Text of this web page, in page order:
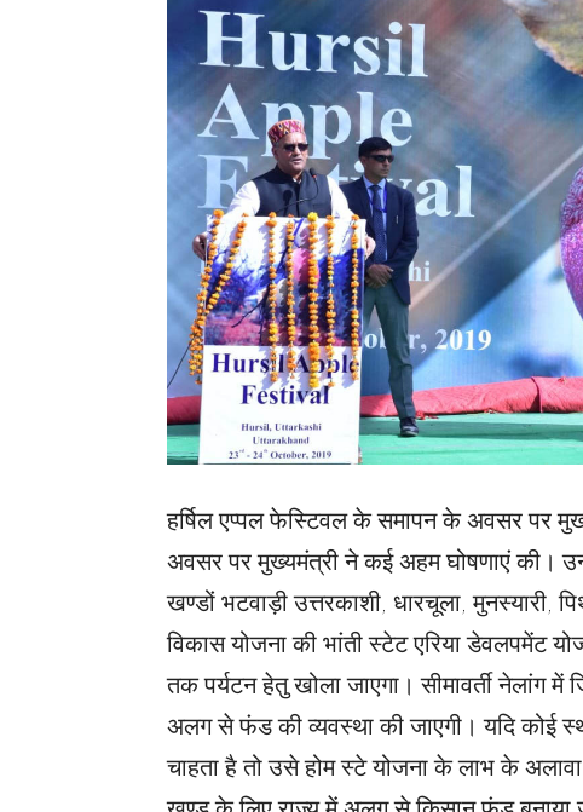
हर्षिल एप्पल फेस्टिवल के समापन के अवसर पर
अवसर पर मुख्यमंत्री ने कई अहम घोषणाएं की।
खण्डों भटवाड़ी उत्तरकाशी, धारचूला, मुनस्यारी,
विकास योजना की भांती स्टेट एरिया डेवलपमेंट
तक पर्यटन हेतु खोला जाएगा। सीमावर्ती नेलांग
अलग से फंड की व्यवस्था की जाएगी। यदि कोई
चाहता है तो उसे होम स्टे योजना के लाभ के